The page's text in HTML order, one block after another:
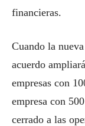
financieras.
Cuando la
acuerdo
empresas con
empresa con
cerrado a las